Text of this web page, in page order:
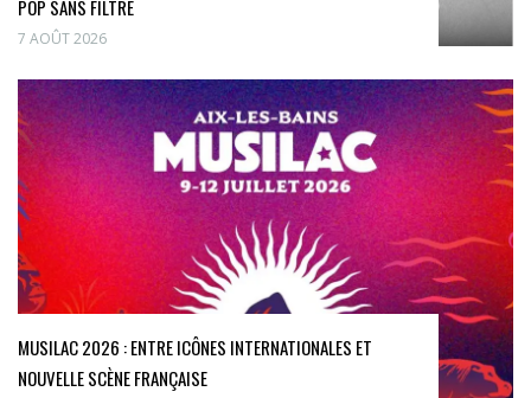
POP SANS FILTRE
7 AOÛT 2026
MUSILAC 2026 : ENTRE ICÔNES INTERNATIONALES ET
NOUVELLE SCÈNE FRANÇAISE